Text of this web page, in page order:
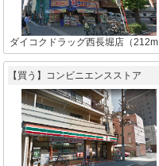
ダイコクドラッグ西長堀店（212m
【買う】コンビニエンスストア